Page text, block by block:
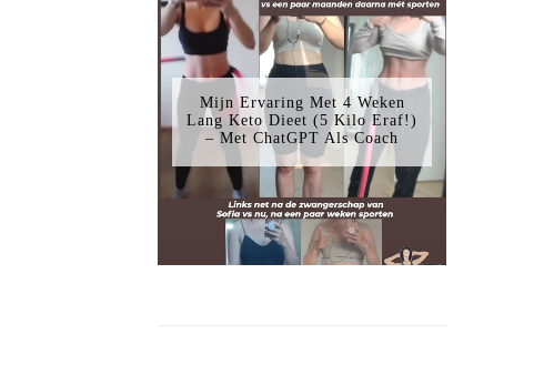
Mijn Ervaring Met 4 Weken
Lang Keto Dieet (5 Kilo Eraf!)
– Met ChatGPT Als Coach